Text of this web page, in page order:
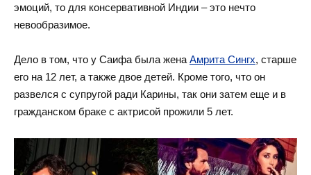
эмоций, то для консервативной Индии – это нечто
невообразимое.
Дело в том, что у Саифа была жена Амрита Сингх, старше
его на 12 лет, а также двое детей. Кроме того, что он
развелся с супругой ради Карины, так они затем еще и в
гражданском браке с актрисой прожили 5 лет.